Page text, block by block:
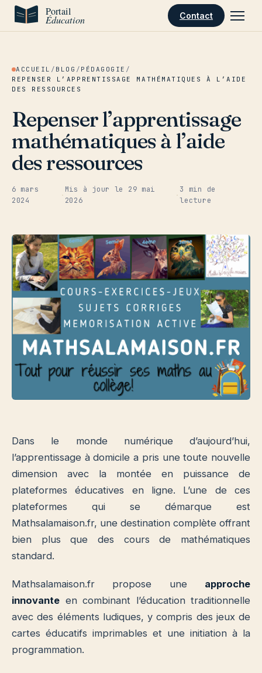
Aller au contenu
Contact
ACCUEIL / BLOG / PÉDAGOGIE /
REPENSER L’APPRENTISSAGE MATHÉMATIQUES À L’AIDE
DES RESSOURCES
Repenser l’apprentissage
mathématiques à l’aide
des ressources
6 mars
2024
·
Mis à jour le 29 mai
2026
·
3 min de
lecture
Dans le monde numérique d’aujourd’hui,
l’apprentissage à domicile a pris une toute nouvelle
dimension avec la montée en puissance de
plateformes éducatives en ligne. L’une de ces
plateformes qui se démarque est
Mathsalamaison.fr, une destination complète offrant
bien plus que des cours de mathématiques
standard.
Mathsalamaison.fr propose une approche
innovante en combinant l’éducation traditionnelle
avec des éléments ludiques, y compris des jeux de
cartes éducatifs imprimables et une initiation à la
programmation.